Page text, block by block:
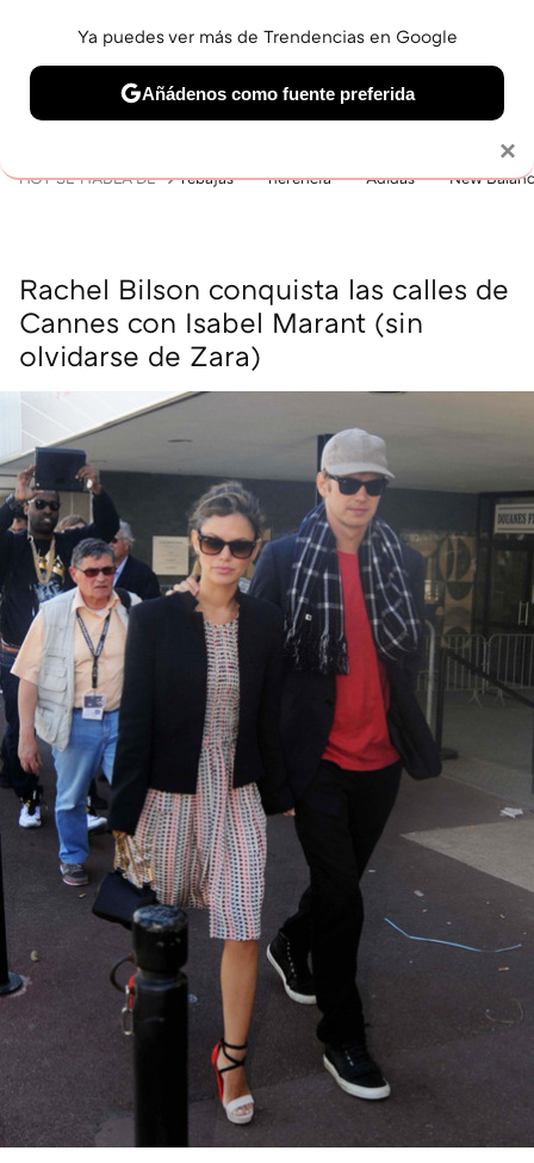
BELLEZA SHOPPING VIAJES GASTRO SNEAKERS
HOY SE HABLA DE rebajas herencia Adidas New
Rachel Bilson conquista las calles de
Cannes con Isabel Marant (sin
olvidarse de Zara)
×
Ya puedes ver más de Trendencias en Google
Añádenos como fuente preferida